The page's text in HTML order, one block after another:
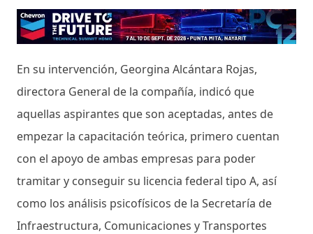
En su intervención, Georgina Alcántara Rojas,
directora General de la compañía, indicó que
aquellas aspirantes que son aceptadas, antes de
empezar la capacitación teórica, primero cuentan
con el apoyo de ambas empresas para poder
tramitar y conseguir su licencia federal tipo A, así
como los análisis psicofísicos de la Secretaría de
Infraestructura, Comunicaciones y Transportes